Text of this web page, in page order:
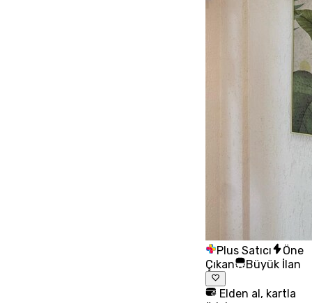
Plus Satıcı
Öne
Çıkan
Büyük İlan
Elden al, kartla